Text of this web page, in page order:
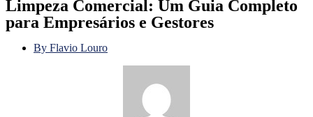
Limpeza Comercial: Um Guia Completo
para Empresários e Gestores
By Flavio Louro